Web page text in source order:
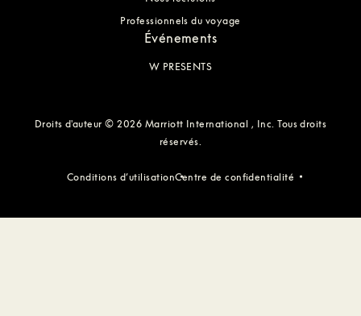
Professionnels du voyage
Événements
W PRESENTS
Droits d'auteur © 2026 Marriott International , Inc. Tous droits
réservés.
Conditions d’utilisationCentre de confidentialité